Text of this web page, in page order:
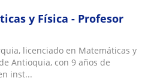
y Física - Profesor
licenciado en Matemáticas y
Antioquia, con 9 años de
inst...